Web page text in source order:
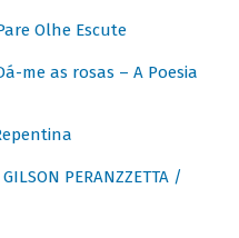
Olhe Escute
me as rosas – A Poesia
PERANZZETTA /